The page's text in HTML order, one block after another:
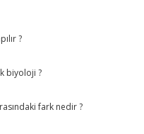
?
biyoloji ?
fark nedir ?